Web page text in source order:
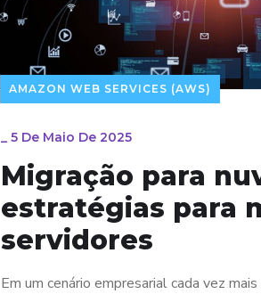
AMAZON WEB SERVICES (AWS)
_ 5 De Maio De 2025
Migração para
estratégias para
servidores
Em um cenário empresarial cada vez